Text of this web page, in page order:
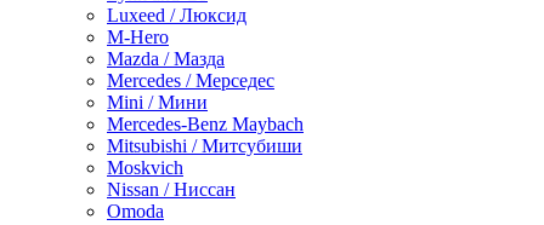
Luxeed / Люксид
M-Hero
Mazda / Мазда
Mercedes / Мерседес
Mini / Мини
Mercedes-Benz Maybach
Mitsubishi / Митсубиши
Moskvich
Nissan / Ниссан
Omoda